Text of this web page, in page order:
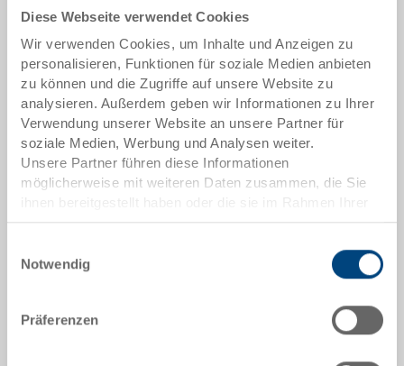
Diese Webseite verwendet Cookies
Wir verwenden Cookies, um Inhalte und Anzeigen zu
personalisieren, Funktionen für soziale Medien anbieten
zu können und die Zugriffe auf unsere Website zu
analysieren. Außerdem geben wir Informationen zu Ihrer
Verwendung unserer Website an unsere Partner für
soziale Medien, Werbung und Analysen weiter.
Unsere Partner führen diese Informationen
möglicherweise mit weiteren Daten zusammen, die Sie
Nutzung der Dienste gesammelt haben.
Notwendig
Präferenzen
Artikeldaten
Bestellnummer
36-6004
Aussenmasse:
1200 x 800 x 1115 mm
Farbe: